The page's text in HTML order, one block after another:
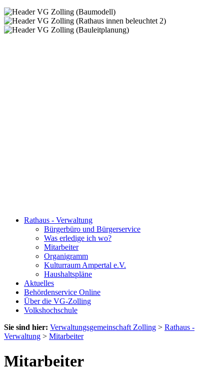
Rathaus - Verwaltung
Bürgerbüro und Bürgerservice
Was erledige ich wo?
Mitarbeiter
Organigramm
Kulturraum Ampertal e.V.
Haushaltspläne
Aktuelles
Behördenservice Online
Über die VG-Zolling
Volkshochschule
Sie sind hier: Verwaltungsgemeinschaft Zolling > Rathaus -
Verwaltung > Mitarbeiter
Mitarbeiter